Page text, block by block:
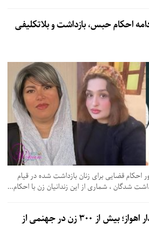
دی ماه ۱۴۰۴: ادامه احکام حبس، بازداشت و بلاتکلیفی
احکام قضایی برای زنان بازداشت شده در قیام
بند زنان زندان سپیدار اهواز؛ بیش از ۳۰۰ زن در جهنمی از